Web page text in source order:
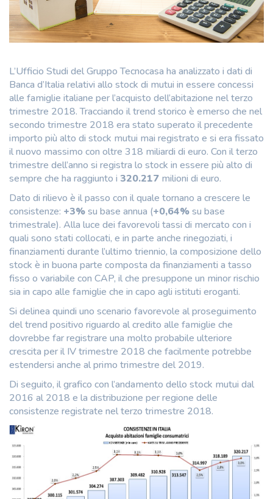
L’Ufficio Studi del Gruppo Tecnocasa ha analizzato i dati di
Banca d’Italia relativi allo stock di mutui in essere concessi
alle famiglie italiane per l’acquisto dell’abitazione nel terzo
trimestre 2018. Tracciando il trend storico è emerso che nel
secondo trimestre 2018 era stato superato il precedente
importo più alto di stock mutui mai registrato e si era fissato
il nuovo massimo con oltre 318 miliardi di euro. Con il terzo
trimestre dell’anno si registra lo stock in essere più alto di
sempre che ha raggiunto i 320.217 milioni di euro.
Dato di rilievo è il passo con il quale tornano a crescere le
consistenze: +3%su base annua (+0,64%su base
trimestrale). Alla luce dei favorevoli tassi di mercato con i
quali sono stati collocati, e in parte anche rinegoziati, i
finanziamenti durante l’ultimo triennio, la composizione dello
stock è in buona parte composta da finanziamenti a tasso
fisso o variabile con CAP, il che presuppone un minor rischio
sia in capo alle famiglie che in capo agli istituti eroganti.
Si delinea quindi uno scenario favorevole al proseguimento
del trend positivo riguardo al credito alle famiglie che
dovrebbe far registrare una molto probabile ulteriore
crescita per il IV trimestre 2018 che facilmente potrebbe
estendersi anche al primo trimestre del 2019.
Di seguito, il grafico con l’andamento dello stock mutui dal
2016 al 2018 e la distribuzione per regione delle
consistenze registrate nel terzo trimestre 2018.